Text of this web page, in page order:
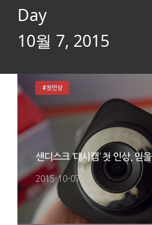
Day
10월 7, 2015
샌디스크 ‘대시캠’ 첫 인상, 믿
2015-10-07
#첫인상